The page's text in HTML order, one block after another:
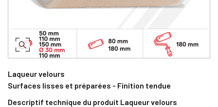
Laqueur velours
Surfaces lisses et préparées - Finition tendue
Descriptif technique du produit Laqueur velours